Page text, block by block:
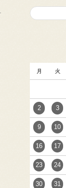
月 火
2 3
9 10
16 17
23 24
30 31